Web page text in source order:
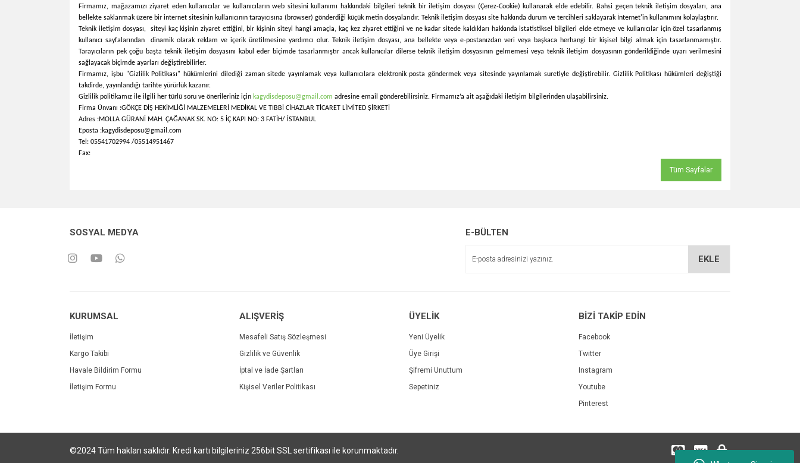
Firmamız, mağazamızı ziyaret eden kullanıcılar ve kullanıcıların web sitesini kullanımı hakkındaki bilgileri teknik bir iletişim dosyası (Çerez-Cookie) kullanarak elde edebilir. Bahsi geçen teknik iletişim dosyaları, ana
bellekte saklanmak üzere bir internet sitesinin kullanıcının tarayıcısına (browser) gönderdiği küçük metin dosyalarıdır. Teknik iletişim dosyası site hakkında durum ve tercihleri saklayarak İnternet'in kullanımını kolaylaştırır.
Teknik iletişim dosyası, siteyi kaç kişinin ziyaret ettiğini, bir kişinin siteyi hangi amaçla, kaç kez ziyaret ettiğini ve ne kadar sitede kaldıkları hakkında istatistiksel bilgileri elde etmeye ve kullanıcılar için özel tasarlanmış
kullanıcı sayfalarından dinamik olarak reklam ve içerik üretilmesine yardımcı olur. Teknik iletişim dosyası, ana bellekte veya e-postanızdan veri veya başkaca herhangi bir kişisel bilgi almak için tasarlanmamıştır.
Tarayıcıların pek çoğu başta teknik iletişim dosyasını kabul eder biçimde tasarlanmıştır ancak kullanıcılar dilerse teknik iletişim dosyasının gelmemesi veya teknik iletişim dosyasının gönderildiğinde uyarı verilmesini
sağlayacak biçimde ayarları değiştirebilirler.
Firmamız, işbu "Gizlilik Politikası" hükümlerini dilediği zaman sitede yayınlamak veya kullanıcılara elektronik posta göndermek veya sitesinde yayınlamak suretiyle değiştirebilir. Gizlilik Politikası hükümleri değiştiği
takdirde, yayınlandığı tarihte yürürlük kazanır.
Gizlilik politikamız ile ilgili her türlü soru ve önerileriniz için kagydisdeposu@gmail.com adresine email gönderebilirsiniz. Firmamız’a ait aşağıdaki iletişim bilgilerinden ulaşabilirsiniz.
Firma Ünvanı :GÖKÇE DİŞ HEKİMLİĞİ MALZEMELERİ MEDİKAL VE TIBBİ CİHAZLAR TİCARET LİMİTED ŞİRKETİ
Adres :MOLLA GÜRANİ MAH. ÇAĞANAK SK. NO: 5 İÇ KAPI NO: 3 FATİH/ İSTANBUL
Eposta :kagydisdeposu@gmail.com
Tel: 05541702994 /05514951467
Fax:
Tüm Sayfalar
SOSYAL MEDYA E-BÜLTEN
EKLE
KURUMSAL
İletişim
Kargo Takibi
Havale Bildirim Formu
İletişim Formu
ALIŞVERİŞ
Mesafeli Satış Sözleşmesi
Gizlilik ve Güvenlik
İptal ve İade Şartları
Kişisel Veriler Politikası
ÜYELİK
Yeni Üyelik
Üye Girişi
Şifremi Unuttum
Sepetiniz
BİZİ TAKİP EDİN
Facebook
Twitter
Instagram
Youtube
Pinterest
©2024 Tüm hakları saklıdır. Kredi kartı bilgileriniz 256bit SSL sertifikası ile korunmaktadır.